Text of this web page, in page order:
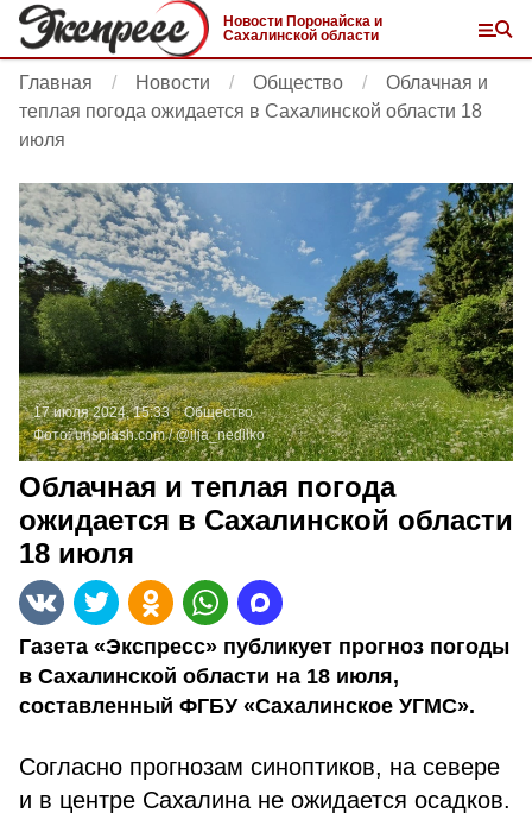
Новости Поронайска и
Сахалинской области
Главная Новости Общество
Облачная и
теплая погода ожидается в Сахалинской области 18
июля
17 июля 2024, 15:33
Общество
Фото:unsplash.com/ @ilja_nedilko
Облачная и теплая погода
ожидается в Сахалинской области
18 июля
Газета «Экспресс» публикует прогноз погоды
в Сахалинской области на 18 июля,
составленный ФГБУ «Сахалинское УГМС».
Согласно прогнозам синоптиков, на севере
и в центре Сахалина не ожидается осадков.